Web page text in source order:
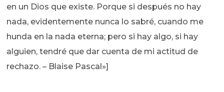
en un Dios que existe. Porque si después no hay
nada, evidentemente nunca lo sabré, cuando me
hunda en la nada eterna; pero si hay algo, si hay
alguien, tendré que dar cuenta de mi actitud de
rechazo. – Blaise Pascal»]